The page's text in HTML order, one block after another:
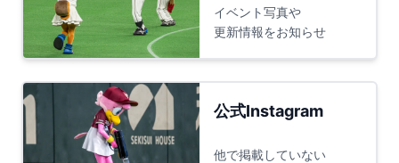
イベント写真や
更新情報をお知らせ
公式Instagram
他で掲載していない